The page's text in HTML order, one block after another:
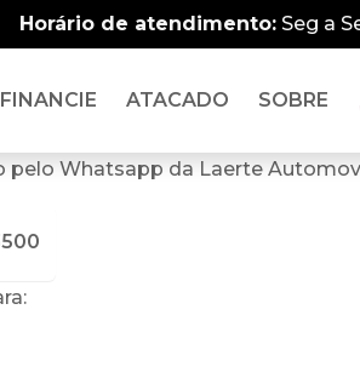
Horário de atendimento: Seg a
FINANCIE ATACADO SOBRE
pelo Whatsapp da Laerte